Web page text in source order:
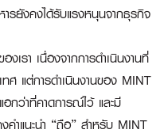
รยังคงได้รับแรงหนุนจากธุรกิจ
งเรา เนื่องจากการดำเนินงานที่
ทศ แต่การดำเนินงานของ MINT
อกว่าที่คาดการณ์ไว้ และมี
คำแนะนำ “ถือ” สำหรับ MINT